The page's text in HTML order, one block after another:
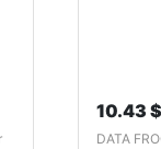
10.43 $
DATA